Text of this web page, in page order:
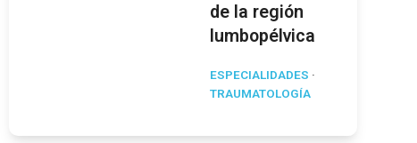
de la región
lumbopélvica
ESPECIALIDADES ·
TRAUMATOLOGÍA